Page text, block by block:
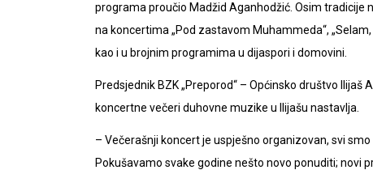
programa proučio Madžid Aganhodžić. Osim tradicije
na koncertima „Pod zastavom Muhammeda“,
kao i u brojnim programima u dijaspori i domovini.
Predsjednik BZK „Preporod“ – Općinsko društvo
koncertne večeri duhovne muzike u Ilijašu nastavlja.
– Večerašnji koncert je uspješno organizovan, svi
Pokušavamo svake godine nešto novo ponuditi; novi